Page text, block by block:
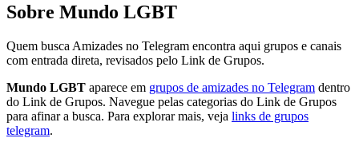
Sobre Mundo LGBT
Quem busca Amizades no Telegram encontra aqui grupos e canais
com entrada direta, revisados pelo Link de Grupos.
Mundo LGBT aparece em grupos de amizades no Telegram dentro
do Link de Grupos. Navegue pelas categorias do Link de Grupos
para afinar a busca. Para explorar mais, veja links de grupos
telegram.